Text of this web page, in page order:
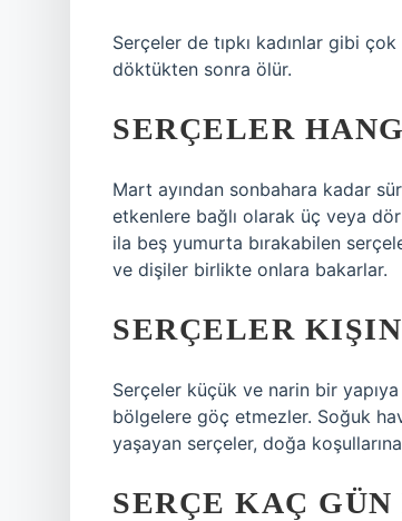
Serçeler de tıpkı kadınlar gibi
döktükten sonra ölür.
SERÇELER
Mart ayından sonbahara kadar
etkenlere bağlı olarak üç veya
ila beş yumurta bırakabilen
ve dişiler birlikte onlara bakarlar.
SERÇELER
Serçeler küçük ve narin bir
bölgelere göç etmezler. Soğuk
yaşayan serçeler, doğa
SERÇE KAÇ